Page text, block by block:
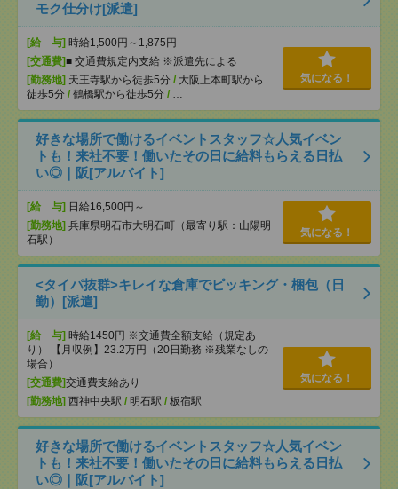
モク仕分け[派遣]
[給 与] 時給1,500円～1,875円
[交通費]■ 交通費規定内支給 ※派遣先による
[勤務地] 天王寺駅から徒歩5分 / 大阪上本町駅から
徒歩5分 / 鶴橋駅から徒歩5分 / …
気になる！
好きな場所で働けるイベントスタッフ☆人気イベン
トも！来社不要！働いたその日に給料もらえる日払
い◎｜阪[アルバイト]
[給 与] 日給16,500円～
[勤務地] 兵庫県明石市大明石町（最寄り駅：山陽明
石駅）
気になる！
<タイパ抜群>キレイな倉庫でピッキング・梱包（日
勤）[派遣]
[給 与] 時給1450円 ※交通費全額支給（規定あ
り） 【月収例】23.2万円（20日勤務 ※残業なしの
場合）
[交通費]交通費支給あり
[勤務地] 西神中央駅 / 明石駅 / 板宿駅
気になる！
好きな場所で働けるイベントスタッフ☆人気イベン
トも！来社不要！働いたその日に給料もらえる日払
い◎｜阪[アルバイト]